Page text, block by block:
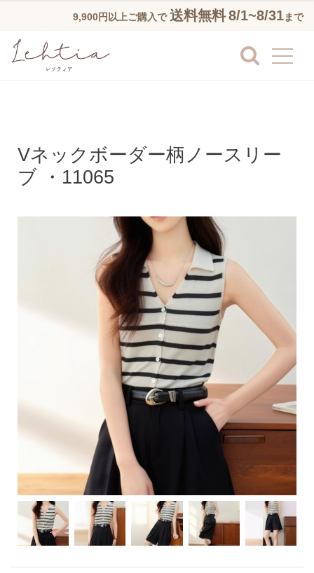
9,900円以上ご購入で 送料無料8/1~8/31まで
Vネックボーダー柄ノースリー
ブ ・11065